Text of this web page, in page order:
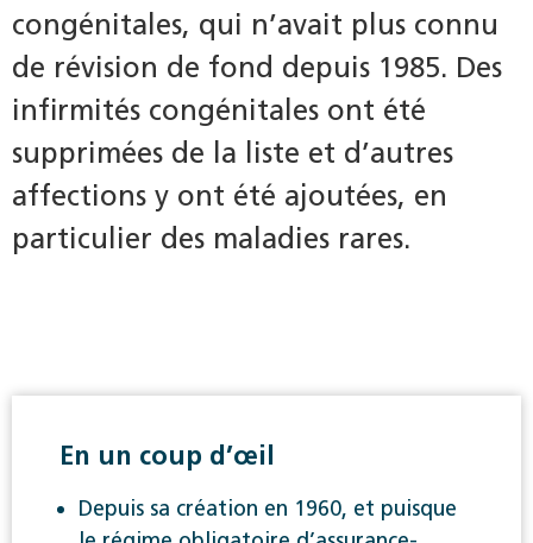
congénitales, qui n’avait plus connu
de révision de fond depuis 1985. Des
infirmités congénitales ont été
supprimées de la liste et d’autres
affections y ont été ajoutées, en
particulier des maladies rares.
En un coup d’œil
Depuis sa création en 1960, et puisque